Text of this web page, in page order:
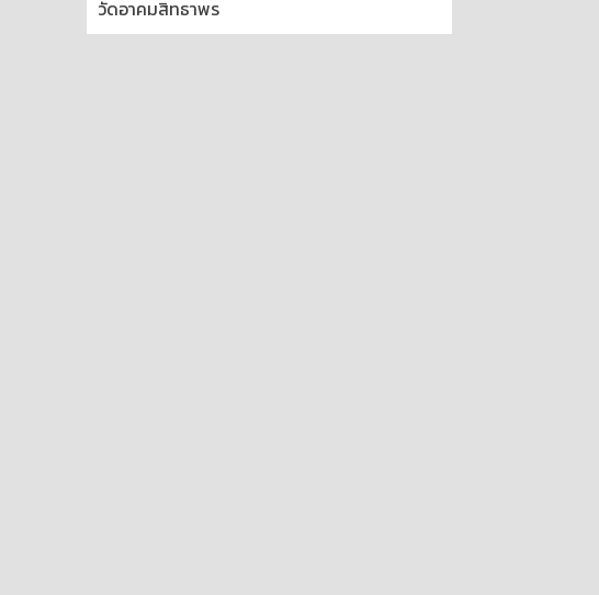
วัดอาคมสิทธาพร